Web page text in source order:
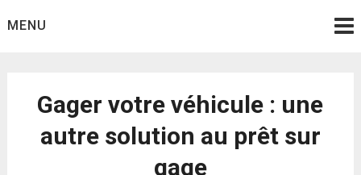
toMENU
Gager votre véhicule : une
autre solution au prêt sur
gage